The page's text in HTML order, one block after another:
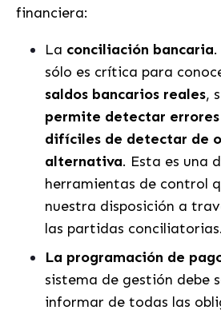
financiera:
La conciliación bancaria
sólo es crítica para
saldos bancarios reales,
permite detectar
difíciles de detectar de
alternativa. Esta es una
herramientas de control
nuestra disposición a
las partidas conciliatorias.
La programación de
sistema de gestión debe
informar de todas las